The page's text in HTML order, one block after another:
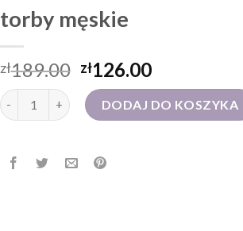
torby męskie
zł189.00 zł126.00
ilość torby męskie DODAJ DO KOSZYKA